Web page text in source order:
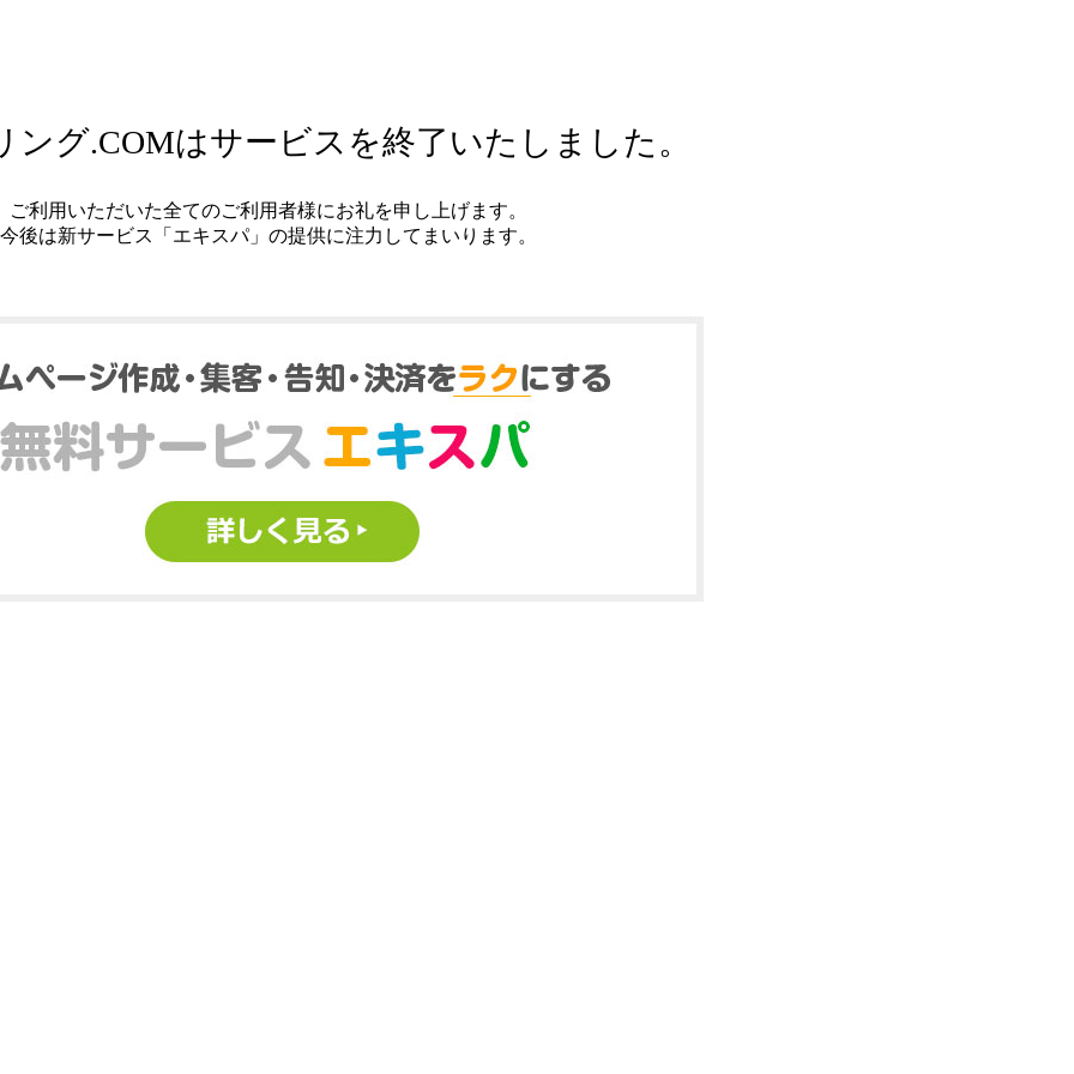
ング.COMはサービスを終了いたしました。
ご利用いただいた全てのご利用者様にお礼を申し上げます。
今後は新サービス「エキスパ」の提供に注力してまいります。